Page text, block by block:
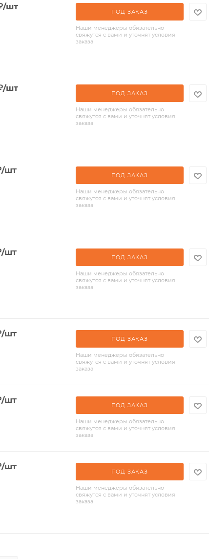
/шт
ПОД ЗАКАЗ
Наши менеджеры обязательно
свяжутся с вами и уточнят условия
заказа
/шт
ПОД ЗАКАЗ
Наши менеджеры обязательно
свяжутся с вами и уточнят условия
заказа
/шт
ПОД ЗАКАЗ
Наши менеджеры обязательно
свяжутся с вами и уточнят условия
заказа
/шт
ПОД ЗАКАЗ
Наши менеджеры обязательно
свяжутся с вами и уточнят условия
заказа
/шт
ПОД ЗАКАЗ
Наши менеджеры обязательно
свяжутся с вами и уточнят условия
заказа
/шт
ПОД ЗАКАЗ
Наши менеджеры обязательно
свяжутся с вами и уточнят условия
заказа
/шт
ПОД ЗАКАЗ
Наши менеджеры обязательно
свяжутся с вами и уточнят условия
заказа